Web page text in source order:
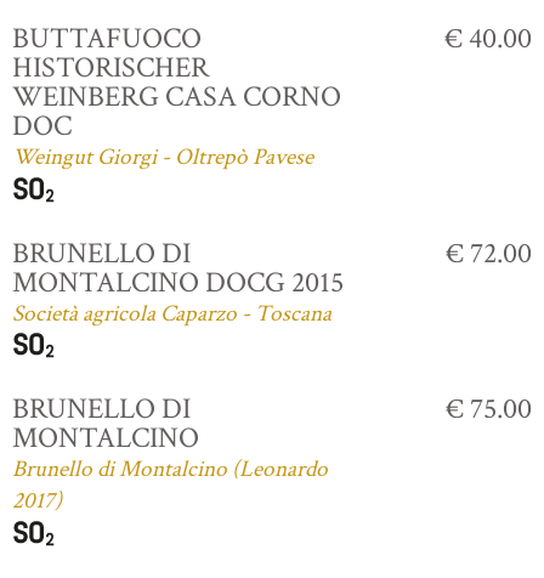
BUTTAFUOCO
HISTORISCHER
WEINBERG CASA CORNO
DOC
Weingut Giorgi - Oltrepò Pavese
€ 40.00
BRUNELLO DI
MONTALCINO DOCG 2015
Società agricola Caparzo - Toscana
€ 72.00
BRUNELLO DI
MONTALCINO
Brunello di Montalcino (Leonardo
2017)
€ 75.00